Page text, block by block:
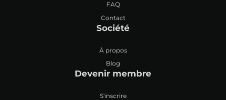
FAQ
Contact
Société
À propos
Blog
Devenir membre
S'inscrire